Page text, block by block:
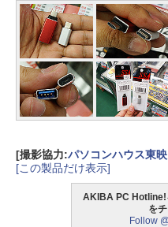
[撮影協力:パソコンハウス東映
[この製品だけ表示]
AKIBA PC Hotline!
を
Follow